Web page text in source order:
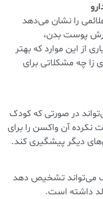
را نشان می‌دهد
پوست بدن،
این موارد که بهتر
زا چه مشکلاتی برای
در صورتی که کودک
آن واکسن را برای
دیگر پیشگیری کند.
می‌تواند تشخیص دهد
داشته است.